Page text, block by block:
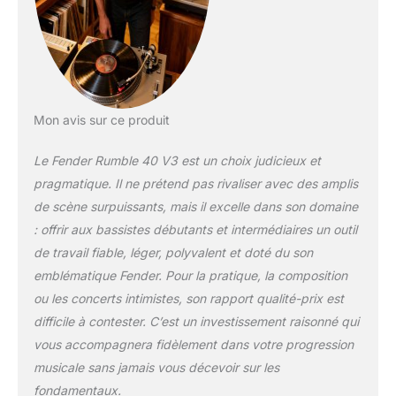
agressif, le
distinguant des
autres amplis de sa
catégorie Le Rumble
des boutons de
soft touch » ivoire
pour des réglages
faciles Vous pouvez
instantanément
ajouter des sons
saturés riches et
satisfaisants à votre
son, vous offrant
ainsi un contrôle
polyvalent sur votre
Mon avis sur ce produit
Le Fender Rumble 40 V3 est un choix judicieux et
pragmatique. Il ne prétend pas rivaliser avec des amplis
de scène surpuissants, mais il excelle dans son domaine
: offrir aux bassistes débutants et intermédiaires un outil
de travail fiable, léger, polyvalent et doté du son
emblématique Fender. Pour la pratique, la composition
ou les concerts intimistes, son rapport qualité-prix est
difficile à contester. C’est un investissement raisonné qui
vous accompagnera fidèlement dans votre progression
musicale sans jamais vous décevoir sur les
fondamentaux.